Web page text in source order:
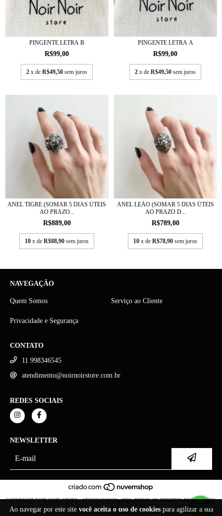
Ao navegar por este site você aceita o uso de cookiespara agilizar a sua
PINGENTE LETRA B
R$99,00
2 x de R$49,50 sem juros
PINGENTE LETRA A
R$99,00
2 x de R$49,50 sem juros
ANEL TIGRE (SOMAR 5 DIAS ÚTEIS
AO PRAZO...
R$889,00
10 x de R$88,90 sem juros
ANEL LEÃO (SOMAR 5 DIAS ÚTEIS
AO PRAZO D...
R$789,00
10 x de R$78,90 sem juros
NAVEGAÇÃO
Quem Somos Serviço ao Cliente
Privacidade e Segurança
CONTATO
11 998346545
atendimento@noirnoirstore.com.br
REDES SOCIAIS
NEWSLETTER
COPYRIGHT NOIR NOIR STORE - 17532034000120 - 2026. TODOS OS DIREITOS RESERVADOS.